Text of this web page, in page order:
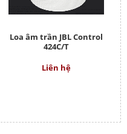
Loa âm trần JBL Control
424C/T
Liên hệ